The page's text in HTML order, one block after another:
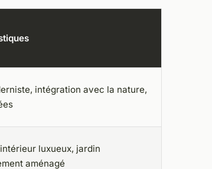
intégration avec la nature,
luxueux, jardin
aménagé